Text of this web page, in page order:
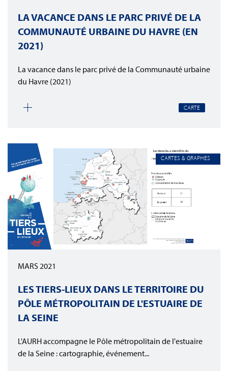
LA VACANCE DANS LE PARC PRIVÉ DE LA
COMMUNAUTÉ URBAINE DU HAVRE (EN
2021)
La vacance dans le parc privé de la Communauté urbaine
du Havre (2021)
CARTE
CARTES & GRAPHES
MARS 2021
LES TIERS-LIEUX DANS LE TERRITOIRE DU
PÔLE MÉTROPOLITAIN DE L'ESTUAIRE DE
LA SEINE
L'AURH accompagne le Pôle métropolitain de l'estuaire
de la Seine : cartographie, événement...